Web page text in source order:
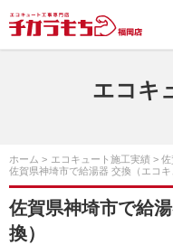
エコキ
ホーム エコキュート施工実績
佐
佐賀県神埼市で給湯器 交換（エコキ
佐賀県神埼市で給
換）